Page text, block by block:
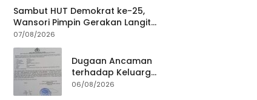
Pengancaman
Antar Warga Yang
Berujung Laporan
Sambut HUT Demokrat ke-25,
Wansori Pimpin Gerakan Langit
Biru Indonesia Asri di Lampung
Utara.
07/08/2026
Dugaan Ancaman
terhadap Keluarga
Pengurus PWI
06/08/2026